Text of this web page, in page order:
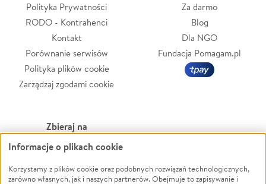
Polityka Prywatności
RODO - Kontrahenci
Kontakt
Porównanie serwisów
Polityka plików cookie
Zarządzaj zgodami cookie
Za darmo
Blog
Dla NGO
Fundacja Pomagam.pl
Zbieraj na
Leczenie
Zwierzęta
Powódź
Informacje o plikach cookie
Korzystamy z plików cookie oraz podobnych rozwiązań technologicznych,
zarówno własnych, jak i naszych partnerów. Obejmuje to zapisywanie i